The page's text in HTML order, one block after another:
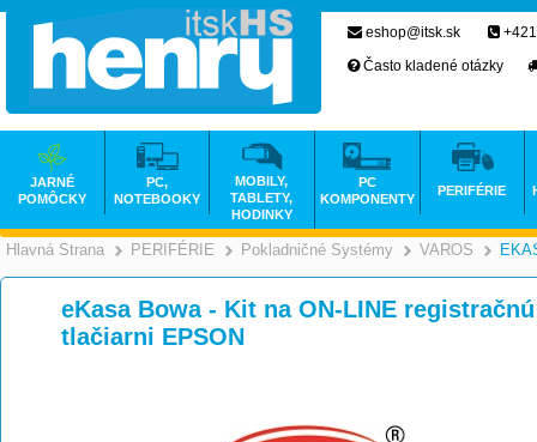
Hlavná Strana PERIFÉRIE Pokladničné Systémy VAROS
eKasa Bowa - Kit na ON-LINE
tlačiarni EPSON
eshop@itsk.sk
Často kladené otázky
JARNÉ
POMÔCKY
PC,
NOTEBOOKY
MOBILY,
TABLETY,
HODINKY
PC
KOMPONENTY
PERIFÉRIE